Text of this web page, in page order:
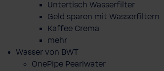
Untertisch Wasserfilter
Geld sparen mit Wasserfiltern
Kaffee Crema
mehr
Wasser von BWT
OnePipe Pearlwater